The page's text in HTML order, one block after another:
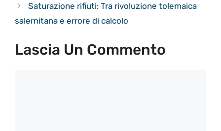
Saturazione rifiuti: Tra rivoluzione tolemaica
salernitana e errore di calcolo
Lascia Un Commento